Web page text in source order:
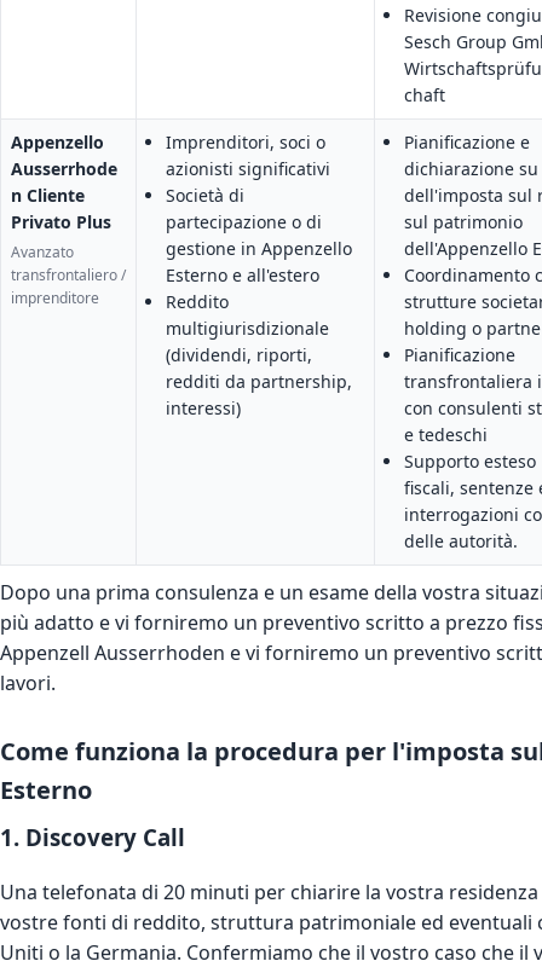
Revisione
Sesch Group
chaft
Appenzello
Ausserrhode
n Cliente
Privato Plus
Avanzato
transfrontaliero /
imprenditore
Imprenditori, soci o
azionisti significativi
Società di
partecipazione o di
gestione in Appenzello
Esterno e all'estero
Reddito
multigiurisdizionale
(dividendi, riporti,
redditi da partnership,
interessi)
Pianificazione e
dichiarazione
dell'imposta sul
sul patrimonio
dell'Appenzello
Coordinamento
strutture
holding o
Pianificazione
transfrontaliera
con consulenti
e tedeschi
Supporto
fiscali, sentenze
interrogazioni
delle autorità.
Dopo una prima consulenza e un esame della vostra
più adatto e vi forniremo un preventivo scritto a prezzo
Appenzell Ausserrhoden e vi forniremo un preventivo
lavori.
Come funziona la procedura per l'imposta
Esterno
1. Discovery Call
Una telefonata di 20 minuti per chiarire la vostra
vostre fonti di reddito, struttura patrimoniale ed eventuali
Uniti o la Germania. Confermiamo che il vostro caso che